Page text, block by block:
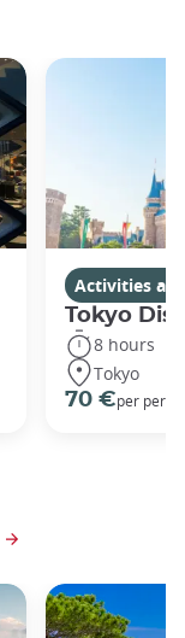
Activities
Tokyo
8 hours
Tokyo
70 €per